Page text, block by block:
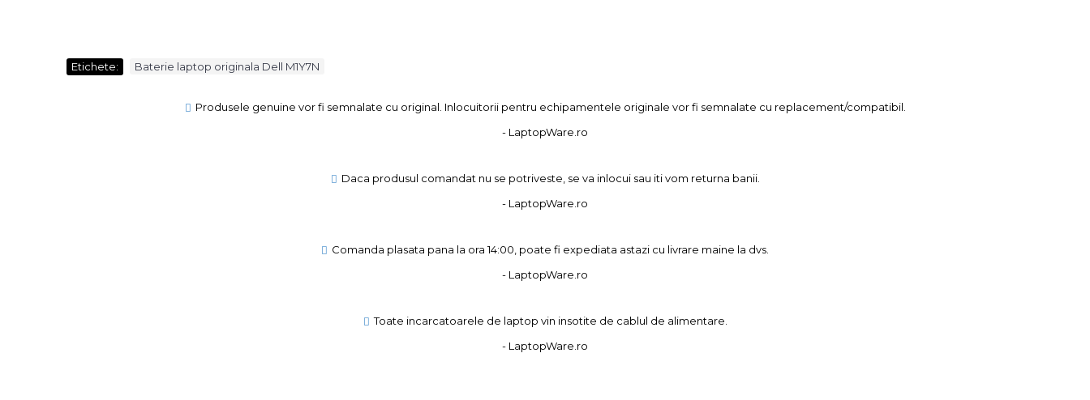
Etichete: Baterie laptop originala Dell M1Y7N
Produsele genuine vor fi semnalate cu original. Inlocuitorii pentru echipamentele originale vor fi semnalate cu replacement/compatibil.
- LaptopWare.ro
Daca produsul comandat nu se potriveste, se va inlocui sau iti vom returna banii.
- LaptopWare.ro
Comanda plasata pana la ora 14:00, poate fi expediata astazi cu livrare maine la dvs.
- LaptopWare.ro
Toate incarcatoarele de laptop vin insotite de cablul de alimentare.
- LaptopWare.ro